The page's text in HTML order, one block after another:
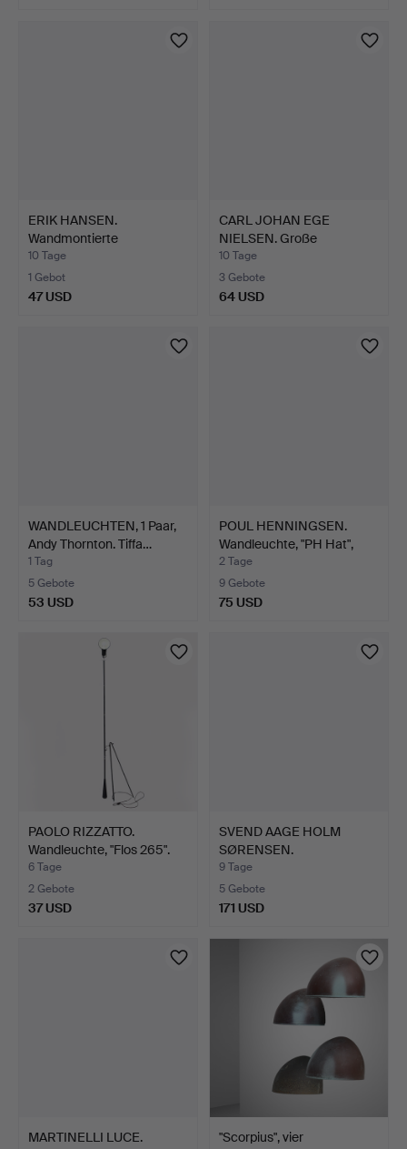
ERIK HANSEN.
Wandmontierte
Scherlampe aus …
10 Tage
1 Gebot
47 USD
CARL JOHAN EGE
NIELSEN. Große
Wandleuchte …
10 Tage
3 Gebote
64 USD
WANDLEUCHTEN, 1 Paar,
Andy Thornton. Tiffa…
1 Tag
5 Gebote
53 USD
POUL HENNINGSEN.
Wandleuchte, "PH Hat",
Lo…
2 Tage
9 Gebote
75 USD
PAOLO RIZZATTO.
Wandleuchte, "Flos 265".
6 Tage
2 Gebote
37 USD
SVEND AAGE HOLM
SØRENSEN.
ZUGESCHRIEBEN. V…
9 Tage
5 Gebote
171 USD
MARTINELLI LUCE.
"Scorpius", vier